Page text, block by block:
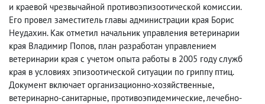
и краевой чрезвычайной противоэпизоотической комиссии.
Его провел заместитель главы администрации края Борис
Неудахин. Как отметил начальник управления ветеринарии
края Владимир Попов, план разработан управлением
ветеринарии края с учетом опыта работы в 2005 году служб
края в условиях эпизоотической ситуации по гриппу птиц.
Документ включает организационно-хозяйственные,
ветеринарно-санитарные, противоэпидемические, лечебно-